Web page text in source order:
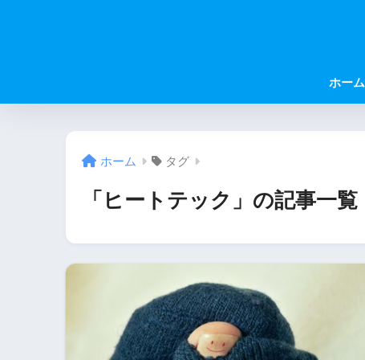
ホーム
ホーム タグ
「ヒートテック」の記事一覧